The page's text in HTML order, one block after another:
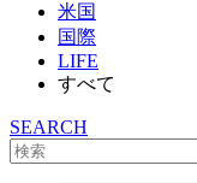
米国
国際
LIFE
すべて
SEARCH